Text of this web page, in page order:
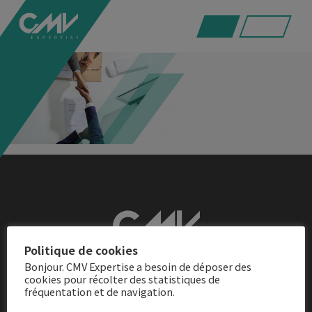
recrutement
Adresse
Politique de cookies
Bonjour. CMV Expertise a besoin de déposer des
cookies pour récolter des statistiques de
fréquentation et de navigation.